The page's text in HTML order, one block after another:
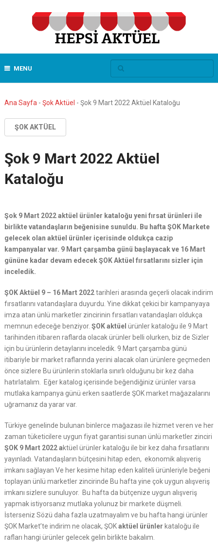
MENU
Ana Sayfa - Şok Aktüel - Şok 9 Mart 2022 Aktüel Kataloğu
ŞOK AKTÜEL
Şok 9 Mart 2022 Aktüel
Kataloğu
Şok 9 Mart 2022 aktüel ürünler kataloğu yeni fırsat ürünleri ile
birlikte vatandaşların beğenisine sunuldu. Bu hafta ŞOK Markete
gelecek olan aktüel ürünler içerisinde oldukça cazip
kampanyalar var. 9 Mart çarşamba günü başlayacak ve 16 Mart
gününe kadar devam edecek ŞOK Aktüel fırsatlarını sizler için
inceledik.
ŞOK Aktüel 9 – 16 Mart 2022tarihleri arasında geçerli olacak indirim
fırsatlarını vatandaşlara duyurdu. Yine dikkat çekici bir kampanyaya
imza atan ünlü marketler zincirinin fırsatları vatandaşları oldukça
memnun edeceğe benziyor. ŞOK aktüel ürünler kataloğu ile 9 Mart
tarihinden itibaren raflarda olacak ürünler belli olurken, biz de Sizler
için bu ürünlerin detaylarını inceledik. 9 Mart çarşamba günü
itibariyle bir market raflarında yerini alacak olan ürünlere geçmeden
önce sizlere Bu ürünlerin stoklarla sınırlı olduğunu bir kez daha
hatırlatalım. Eğer katalog içerisinde beğendiğiniz ürünler varsa
mutlaka kampanya günü erken saatlerde ŞOK market mağazalarını
uğramanız da yarar var.
Türkiye genelinde bulunan binlerce mağazası ile hizmet veren ve her
zaman tüketicilere uygun fiyat garantisi sunan ünlü marketler zinciri
ŞOK 9 Mart 2022 aktüel ürünler kataloğu ile bir kez daha fırsatlarını
yayınladı. Vatandaşların bütçesini hitap eden, ekonomik alışveriş
imkanı sağlayan Ve her kesime hitap eden kaliteli ürünleriyle beğeni
toplayan ünlü marketler zincirinde Bu hafta yine çok uygun alışveriş
imkanı sizlere sunuluyor. Bu hafta da bütçenize uygun alışveriş
yapmak istiyorsanız mutlaka yolunuz bir markete düşmeli.
İsterseniz Sözü daha fazla uzatmayalım ve bu hafta hangi ürünler
ŞOK Market’te indirim ne olacak, ŞOKaktüel ürünler kataloğu ile
rafları hangi ürünler gelecek gelin birlikte bakalım.